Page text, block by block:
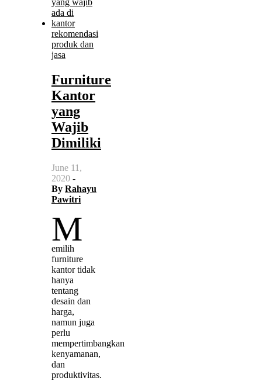
rekomendasi
produk dan
jasa
Furniture
Kantor
yang
Wajib
Dimiliki
June 11,
2020 -
By Rahayu
Pawitri
M
emilih
furniture
kantor tidak
hanya
tentang
desain dan
harga,
namun juga
perlu
mempertimbangkan
kenyamanan,
dan
produktivitas.